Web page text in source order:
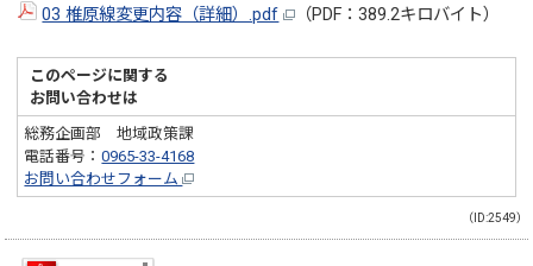
03 椎原線変更内容（詳細）.pdf
（PDF：389.2キロバイト）
このページに関する
お問い合わせは
総務企画部 地域政策課
電話番号：0965-33-4168
お問い合わせフォーム
（ID:2549）